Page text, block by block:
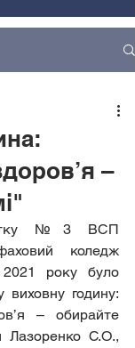
–
коледж
року було
виховну годину:
– обирайте
Лазоренко С.О.,